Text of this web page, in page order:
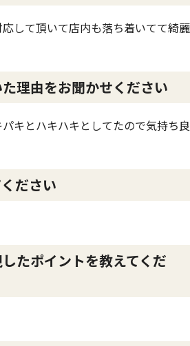
して頂いて店内も落ち着いてて綺麗
理由をお聞かせください
キとハキハキとしてたので気持ち良
ださい
たポイントを教えてくだ